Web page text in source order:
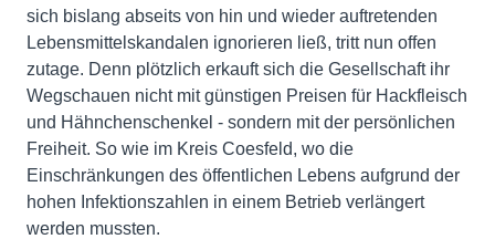
sich bislang abseits von hin und wieder auftretenden
Lebensmittelskandalen ignorieren ließ, tritt nun offen
zutage. Denn plötzlich erkauft sich die Gesellschaft ihr
Wegschauen nicht mit günstigen Preisen für Hackfleisch
und Hähnchenschenkel - sondern mit der persönlichen
Freiheit. So wie im Kreis Coesfeld, wo die
Einschränkungen des öffentlichen Lebens aufgrund der
hohen Infektionszahlen in einem Betrieb verlängert
werden mussten.